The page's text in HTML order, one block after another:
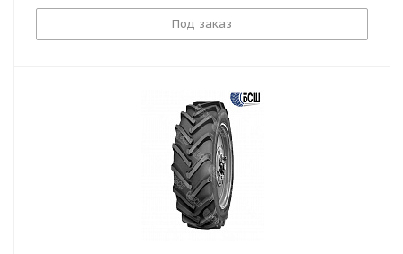
Под заказ